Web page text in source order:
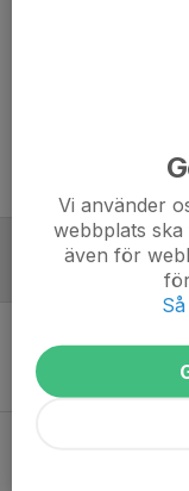
*Har svarta shorts,
*Att spelaren är i
Svara på
Vi använder
webbplats
även för